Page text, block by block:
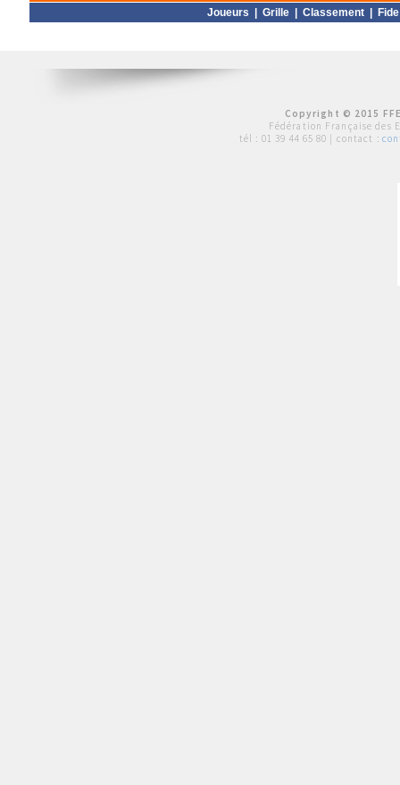
Joueurs Grille Classement Fide
Copyright © 2015
Fédération Française des
tél : 01 39 44 65 80 | contact :